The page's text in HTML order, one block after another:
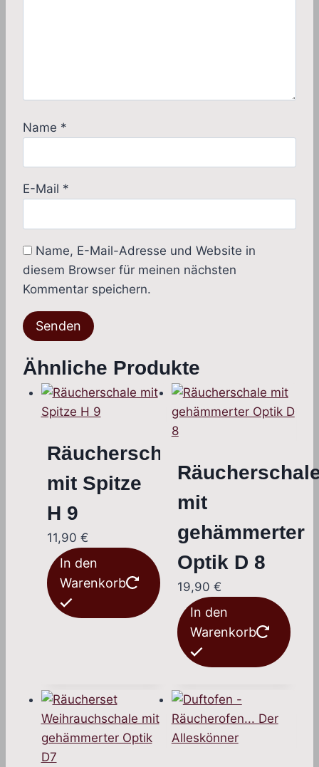
Name *
E-Mail *
Name, E-Mail-Adresse und Website in
diesem Browser für meinen nächsten
Kommentar speichern.
Ähnliche Produkte
Räucherschale
mit Spitze
H 9
11,90 €
In den
Warenkorb
mit
gehämmerter
Optik D 8
19,90 €
In den
Warenkorb